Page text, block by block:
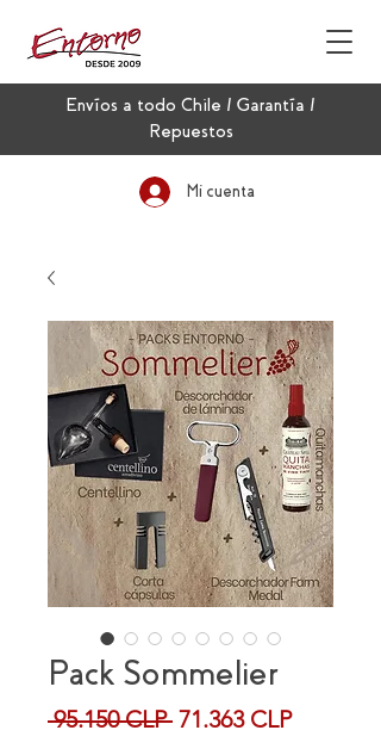
Envíos a todo Chile / Garantía /
Repuestos
Mi cuenta
Pack Sommelier
95.150 CLP Precio
71.363 CLPPrecio